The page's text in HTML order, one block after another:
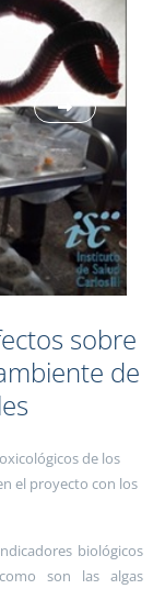
sobre
de
de los
el proyecto con los
biológicos
son las algas